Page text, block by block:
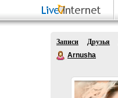
Записи Друзья
Arnusha